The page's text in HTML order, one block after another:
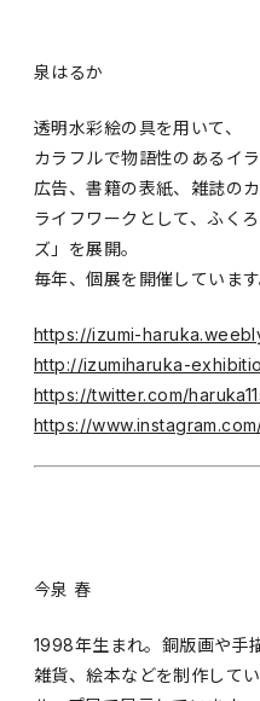
泉はるか
透明水彩絵の具を用いて、
カラフルで物語性のあるイラ
広告、書籍の表紙、雑誌の
ライフワークとして、ふく
ズ」を展開。
毎年、個展を開催しています
https://izumi-
http://izumiharuka-
https://twitter.com/
https://
今泉 春
1998年生まれ。銅版画や手
雑貨、絵本などを制作して